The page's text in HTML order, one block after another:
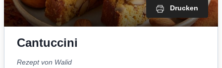
Drucken
Cantuccini
Rezept von Walid